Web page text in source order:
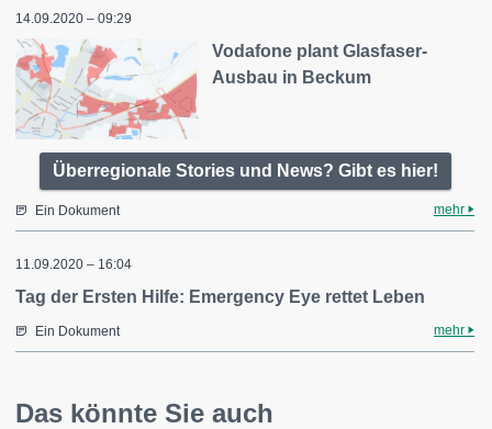
14.09.2020 – 09:29
Vodafone plant Glasfaser-
Ausbau in Beckum
Überregionale Stories und News? Gibt es hier!
Ein Dokument mehr
11.09.2020 – 16:04
Tag der Ersten Hilfe: Emergency Eye rettet Leben
Ein Dokument mehr
Das könnte Sie auch